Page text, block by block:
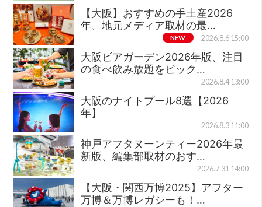
【大阪】おすすめの手土産2026
年、地元メディア取材の最…
NEW 2026.8.6 15:00
大阪ビアガーデン2026年版、注目
の食べ飲み放題をピック…
2026.8.4 13:00
大阪のナイトプール8選【2026
年】
2026.8.3 11:00
神戸アフタヌーンティー2026年最
新版、編集部取材のおす…
2026.7.31 14:00
【大阪・関西万博2025】アフター
万博＆万博レガシーも！…